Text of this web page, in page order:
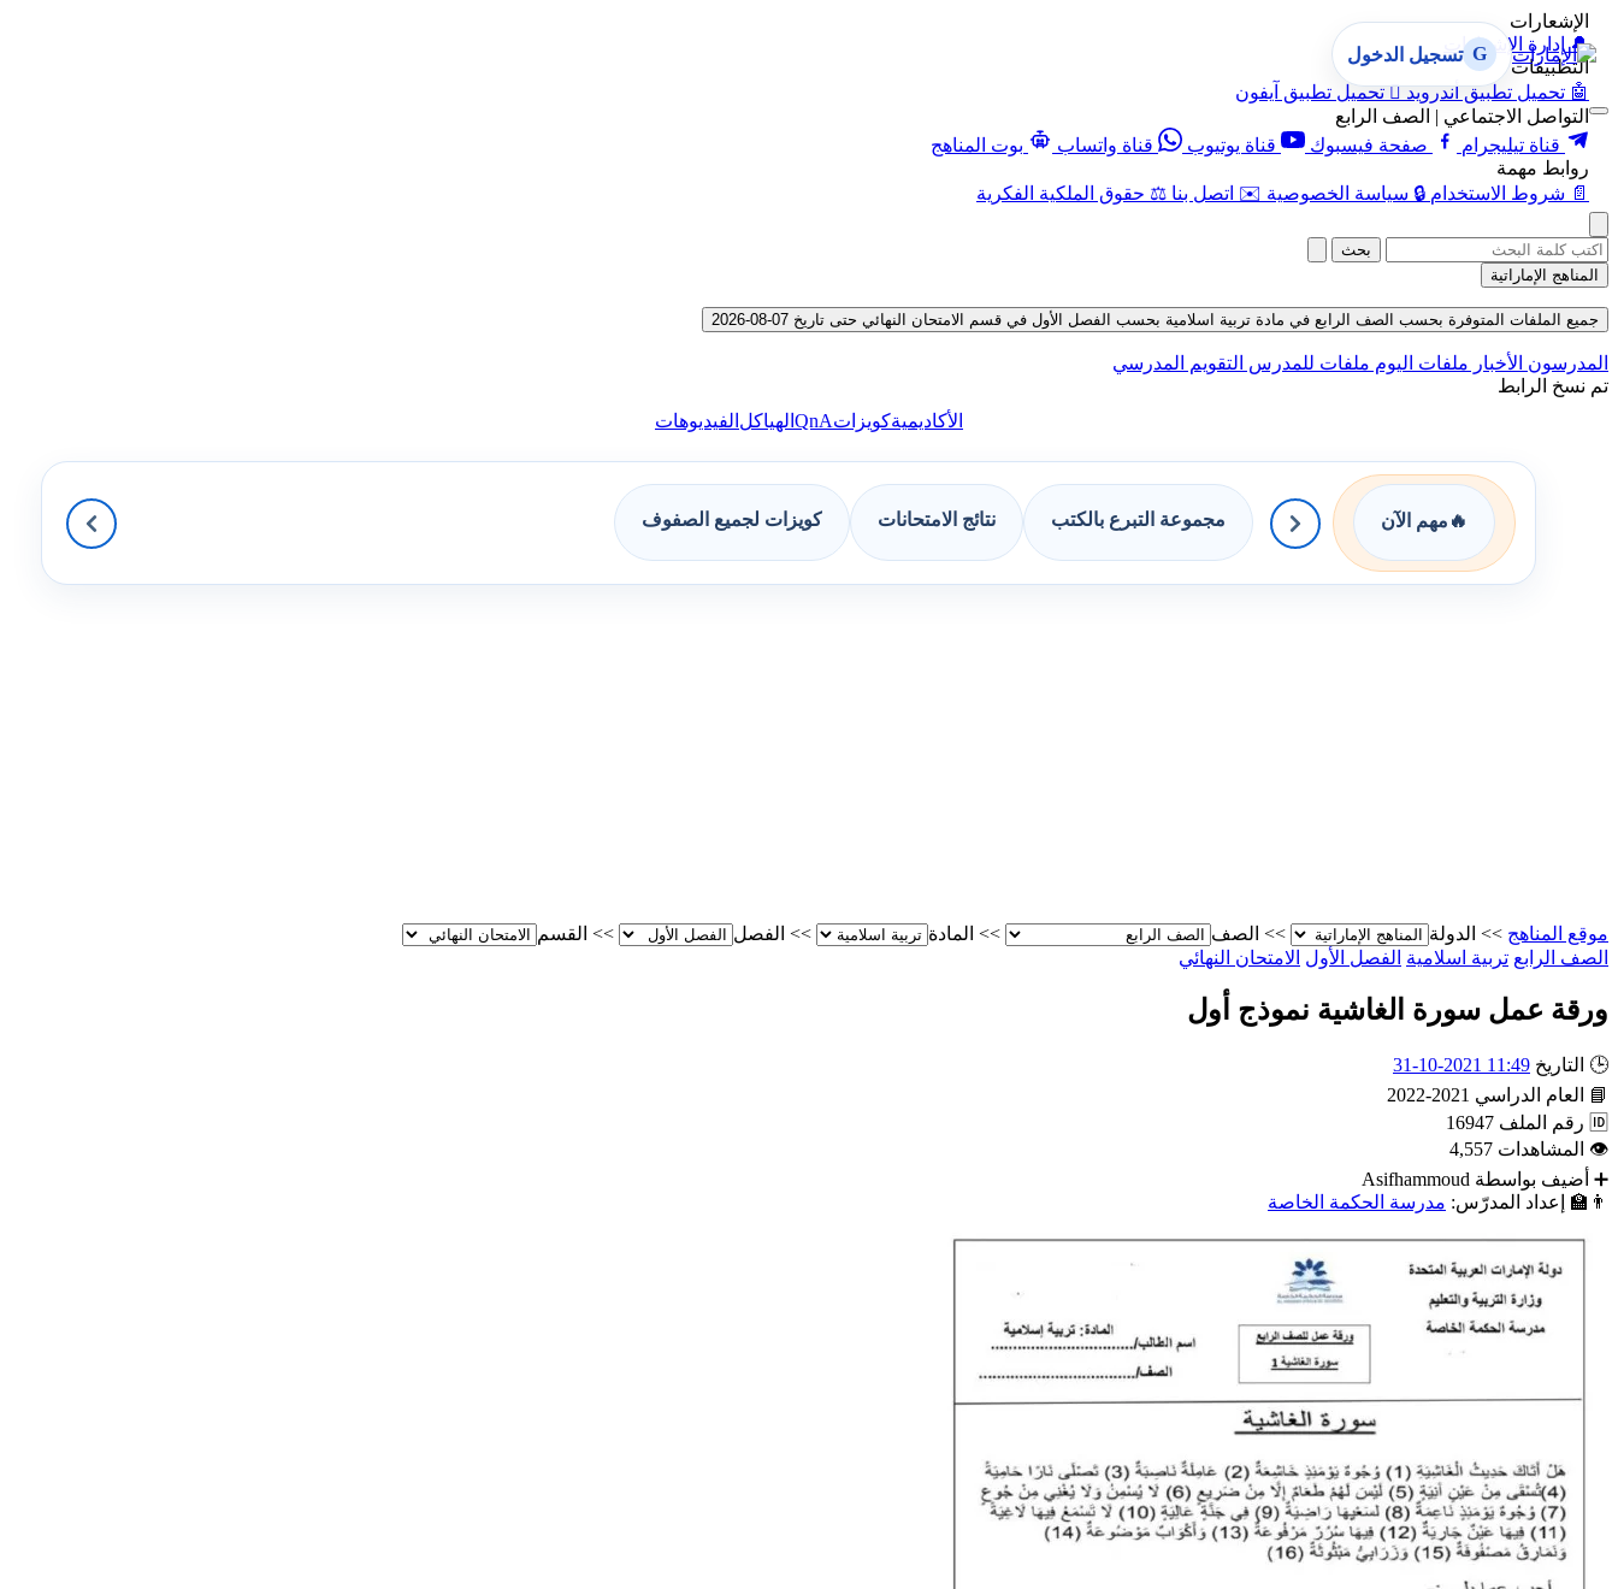
الإشعارات
🔔 إدارة الإشعارات
التطبيقات
🤖 تحميل تطبيق أندرويد  تحميل تطبيق آيفون
التواصل الاجتماعي | الصف الرابع
قناة تيليجرام
صفحة فيسبوك قناة يوتيوب قناة واتساب
بوت المناهج
روابط مهمة
📄 شروط الاستخدام 🔒 سياسة الخصوصية ✉️ اتصل بنا ⚖️ حقوق الملكية الفكرية
G تسجيل الدخول
بحث
المناهج الإماراتية
جميع الملفات المتوفرة بحسب الصف الرابع في مادة تربية اسلامية بحسب الفصل الأول في قسم الامتحان النهائي حتى تاريخ 07-08-2026
المدرسون الأخبار ملفات اليوم ملفات للمدرس التقويم المدرسي
تم نسخ الرابط
الأكاديميةكويزاتQnA الهياكل الفيديوهات
🔥 مهم الآن مجموعة التبرع بالكتب نتائج الامتحانات كويزات لجميع الصفوف
موقع المناهج >> الدولة >> الصف >> المادة >> الفصل >> القسم
الصف الرابع تربية اسلامية الفصل الأول الامتحان النهائي
ورقة عمل سورة الغاشية نموذج أول
🕒 التاريخ 11:49 2021-10-31
📘
العام الدراسي 2021-2022
🆔 رقم الملف 16947
👁 المشاهدات 4,557
➕ أضيف بواسطة Asifhammoud
👨‍🏫
إعداد المدرّس: مدرسة الحكمة الخاصة